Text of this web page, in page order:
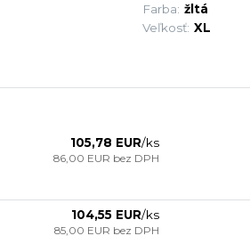
Farba: žltá
Veľkosť: XL
105,78 EUR/ks
86,00 EUR bez DPH
104,55 EUR/ks
85,00 EUR bez DPH